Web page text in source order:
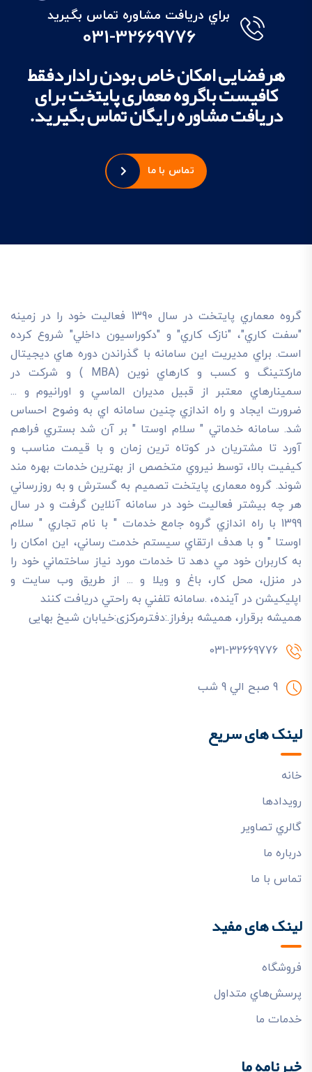
براي دريافت مشاوره تماس بگيريد
031-32669776
هرفضایی امکان خاص بودن راداردفقط
کافیست باگروه معماری پایتخت برای
دریافت مشاوره رایگان تماس بگیرید.
تماس با ما
گروه معماري پايتخت در سال 1390 فعاليت خود را در زمينه
"سفت کاري"، "نازک کاري" و "دکوراسيون داخلي" شروع کرده
است. براي مديريت اين سامانه با گذراندن دوره هاي ديجيتال
مارکتينگ و کسب و کارهاي نوين (MBA ) و شرکت در
سمينارهاي معتبر از قبيل مديران الماسي و اورانيوم و ...
ضرورت ايجاد و راه اندازي چنين سامانه اي به وضوح احساس
شد. سامانه خدماتي " سلام اوستا " بر آن شد بستري فراهم
آورد تا مشتريان در کوتاه ترين زمان و با قيمت مناسب و
کيفيت بالا، توسط نيروي متخصص از بهترين خدمات بهره مند
شوند. گروه معماری پایتخت تصميم به گسترش و به روزرساني
هر چه بيشتر فعاليت خود در سامانه آنلاين گرفت و در سال
1399 با راه اندازي گروه جامع خدمات " با نام تجاري " سلام
اوستا " و با هدف ارتقاي سيستم خدمت رساني، اين امکان را
به کاربران خود مي دهد تا خدمات مورد نياز ساختماني خود را
در منزل، محل کار، باغ و ويلا و ... از طريق وب سايت و
اپليکيشن در آينده، .سامانه تلفني به راحتي دريافت کنند
هميشه برقرار، هميشه برفراز.:دفترمرکزی:خیابان شیخ بهایی
031-32669776
9 صبح الي 9 شب
لینک های سریع
خانه
رويدادها
گالري تصاوير
درباره ما
تماس با ما
لینک های مفید
فروشگاه
پرسش‌هاي متداول
خدمات ما